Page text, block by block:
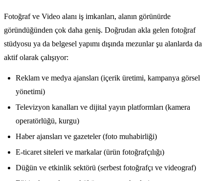
Fotoğraf ve Video alanı iş imkanları, alanın görünürde
göründüğünden çok daha geniş. Doğrudan akla gelen fotoğraf
stüdyosu ya da belgesel yapımı dışında mezunlar şu alanlarda da
aktif olarak çalışıyor:
Reklam ve medya ajansları (içerik üretimi, kampanya görsel
yönetimi)
Televizyon kanalları ve dijital yayın platformları (kamera
operatörlüğü, kurgu)
Haber ajansları ve gazeteler (foto muhabirliği)
E-ticaret siteleri ve markalar (ürün fotoğrafçılığı)
Düğün ve etkinlik sektörü (serbest fotoğrafçı ve videograf)